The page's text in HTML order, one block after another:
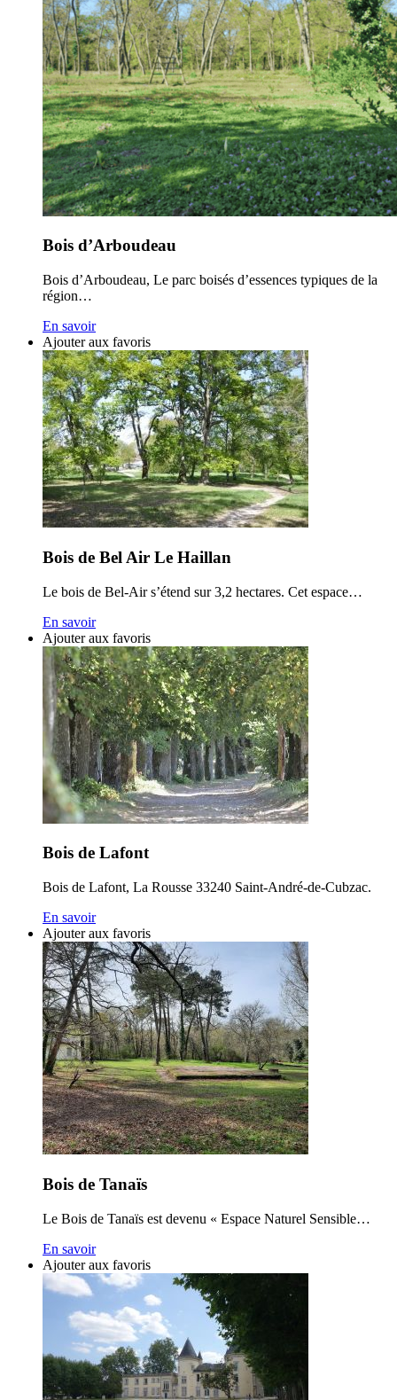
Bois d’Arboudeau
Bois d’Arboudeau, Le parc boisés d’essences typiques de la
région…
En savoir
Ajouter aux favoris
Bois de Bel Air Le Haillan
Le bois de Bel-Air s’étend sur 3,2 hectares. Cet espace…
En savoir
Ajouter aux favoris
Bois de Lafont
Bois de Lafont, La Rousse 33240 Saint-André-de-Cubzac.
En savoir
Ajouter aux favoris
Bois de Tanaïs
Le Bois de Tanaïs est devenu « Espace Naturel Sensible…
En savoir
Ajouter aux favoris